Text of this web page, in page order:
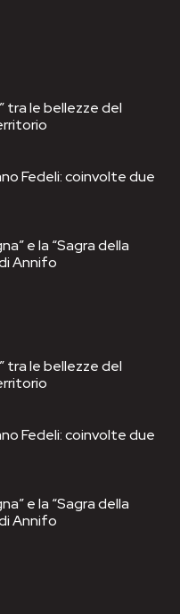
tra le bellezze del
Fedeli: coinvolte due
e la “Sagra della
Annifo
tra le bellezze del
Fedeli: coinvolte due
e la “Sagra della
Annifo